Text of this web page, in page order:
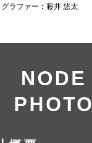
ラファー：藤井 悠太
NODE
PHOTO